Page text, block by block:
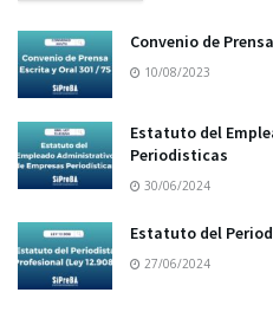
Convenio de
10/08/2023
Estatuto del
Periodisticas
30/06/2024
Estatuto del
27/06/2024